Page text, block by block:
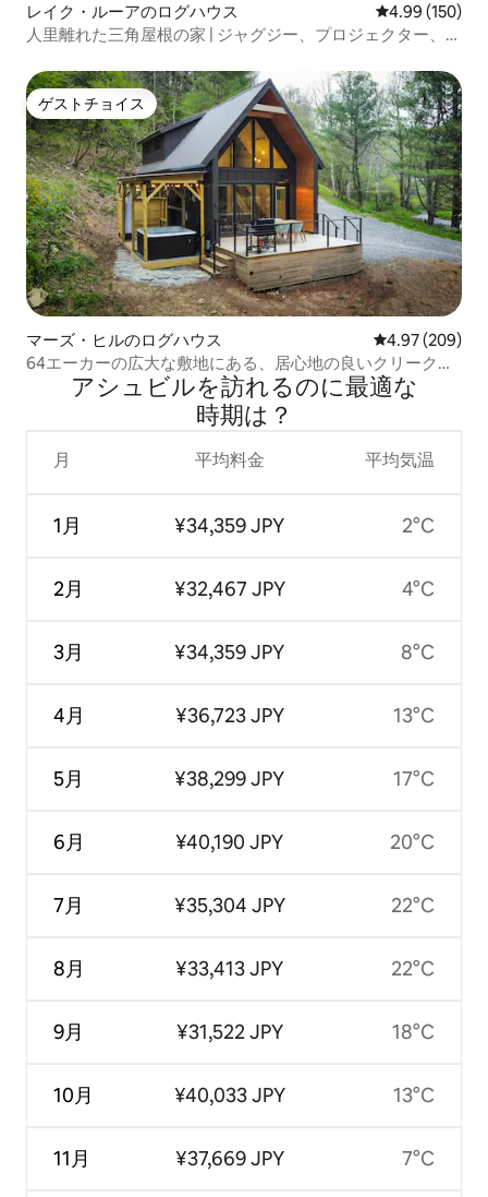
レイク・ルーアのログハウス レビュー150
4.99 (150)
人里離れた三角屋根の家 | ジャグジー、プロジェクター、絶
ゲストチョイス
ゲストチョイス
マーズ・ヒルのログハウス レビュー209
4.97 (209)
64エーカーの広大な敷地にある、居心地の良いクリークサ
イドのログハウス
アシュビルを訪⁠れ⁠るの⁠に最⁠適⁠な
時⁠期⁠は⁠？
月
1月
2月
3月
4月
5月
6月
7月
8月
9月
10月
11月
平均料金
¥34,359 JPY
¥32,467 JPY
¥34,359 JPY
¥36,723 JPY
¥38,299 JPY
¥40,190 JPY
¥35,304 JPY
¥33,413 JPY
¥31,522 JPY
¥40,033 JPY
¥37,669 JPY
平均気温
2°C
4°C
8°C
13°C
17°C
20°C
22°C
22°C
18°C
13°C
7°C